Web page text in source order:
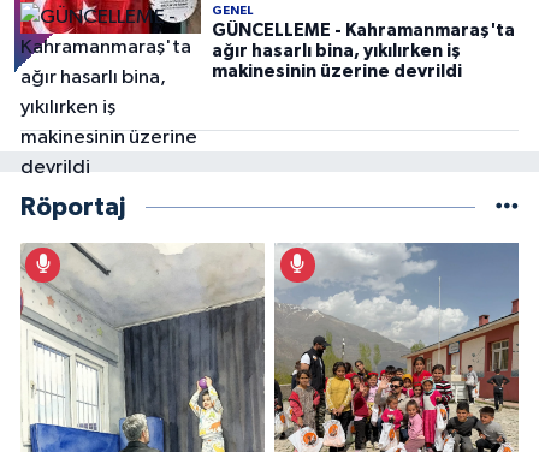
GENEL
GÜNCELLEME - Kahramanmaraş'ta
ağır hasarlı bina, yıkılırken iş
makinesinin üzerine devrildi
Röportaj